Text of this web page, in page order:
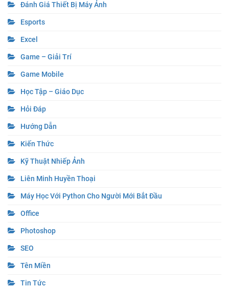
Đánh Giá Thiết Bị Máy Ảnh
Esports
Excel
Game – Giải Trí
Game Mobile
Học Tập – Giáo Dục
Hỏi Đáp
Hướng Dẫn
Kiến Thức
Kỹ Thuật Nhiếp Ảnh
Liên Minh Huyền Thoại
Máy Học Với Python Cho Người Mới Bắt Đầu
Office
Photoshop
SEO
Tên Miền
Tin Tức